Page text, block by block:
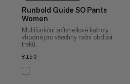
Runbold Guide SO Pants
Women
Multifunkční softshellové kalhoty
vhodné pro všechny roční období
treků.
€150